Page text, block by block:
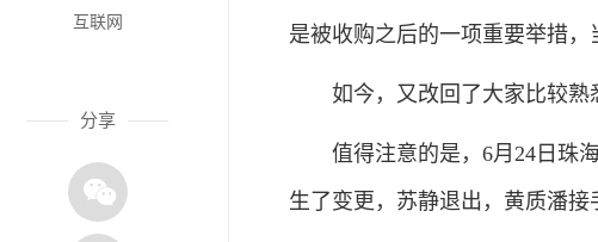
互联网
分享
是被收购之后的一项重要举措，
如今，又改回了大家比较熟悉
值得注意的是，6月24日珠海
生了变更，苏静退出，黄质潘接